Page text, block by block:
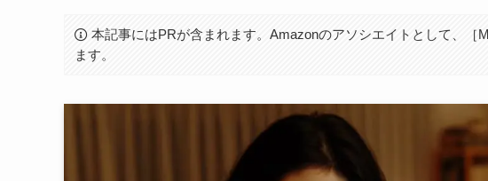
本記事にはPRが含まれます。Amazonのアソシエイトとして、［
ます。